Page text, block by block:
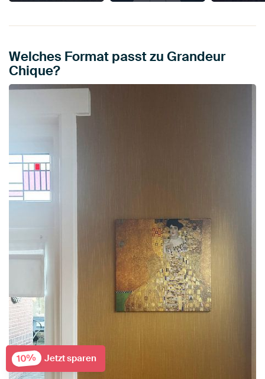
Welches Format passt zu Grandeur
Chique?
10% Jetzt sparen